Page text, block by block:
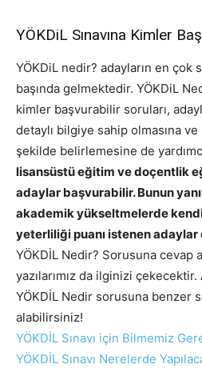
YÖKDiL Sınavına Kimler
YÖKDiL nedir? adayların en çok
başında gelmektedir. YÖKDiL
kimler başvurabilir soruları,
detaylı bilgiye sahip olmasına
şekilde belirlemesine de
lisansüstü eğitim ve doçentlik
adaylar başvurabilir. Bunun
akademik yükseltmelerde
yeterliliği puanı istenen adaylar
YÖKDİL Nedir? Sorusuna cevap
yazılarımız da ilginizi
YÖKDİL Nedir sorusuna benzer
alabilirsiniz!
YÖKDİL Sınavı için Bilmemiz
YÖKDİL Sınavı Nerelerde